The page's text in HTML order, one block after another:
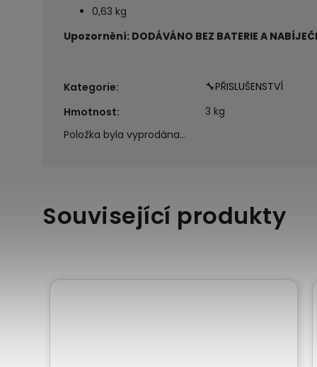
0,63 kg
Upozornění: DODÁVÁNO BEZ BATERIE A
Kategorie:
🔧PŘISLUŠENSTVÍ
Hmotnost:
3 kg
Položka byla vyprodána…
Související produkty